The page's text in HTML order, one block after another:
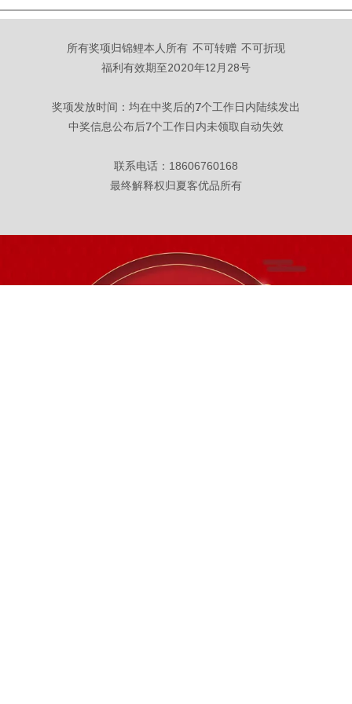
所有奖项归锦鲤本人所有 不可转赠 不可折现
福利有效期至2020年12月28号
奖项发放时间：均在中奖后的7个工作日内陆续发出
中奖信息公布后7个工作日内未领取自动失效
联系电话： 18606760168
最终解释权归夏客优品所有